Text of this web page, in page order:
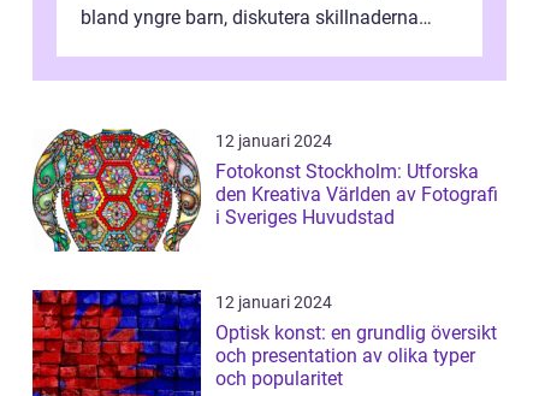
bland yngre barn, diskutera skillnaderna
12 januari 2024
Fotokonst Stockholm: Utforska
den Kreativa Världen av Fotografi
i Sveriges Huvudstad
12 januari 2024
Optisk konst: en grundlig översikt
och presentation av olika typer
och popularitet